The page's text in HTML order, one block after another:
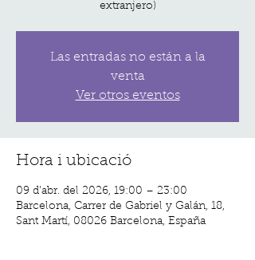
extranjero)
Las entradas no están a la
venta
Ver otros eventos
Hora i ubicació
09 d’abr. del 2026, 19:00 – 23:00
Barcelona, Carrer de Gabriel y Galán, 18,
Sant Martí, 08026 Barcelona, España